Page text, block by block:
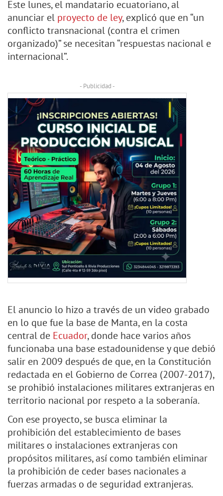
Este lunes, el mandatario ecuatoriano, al
anunciar el proyecto de ley, explicó que en “un
conflicto transnacional (contra el crimen
organizado)” se necesitan “respuestas nacional e
internacional”.
- Publicidad -
El anuncio lo hizo a través de un video grabado
en lo que fue la base de Manta, en la costa
central de Ecuador, donde hace varios años
funcionaba una base estadounidense y que debió
salir en 2009 después de que, en la Constitución
redactada en el Gobierno de Correa (2007-2017),
se prohibió instalaciones militares extranjeras en
territorio nacional por respeto a la soberanía.
Con ese proyecto, se busca eliminar la
prohibición del establecimiento de bases
militares o instalaciones extranjeras con
propósitos militares, así como también eliminar
la prohibición de ceder bases nacionales a
fuerzas armadas o de seguridad extranjeras.